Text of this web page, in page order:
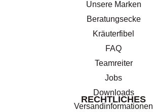
Unsere Marken
Beratungsecke
Kräuterfibel
FAQ
Teamreiter
Jobs
Downloads
RECHTLICHES
Versandinformationen